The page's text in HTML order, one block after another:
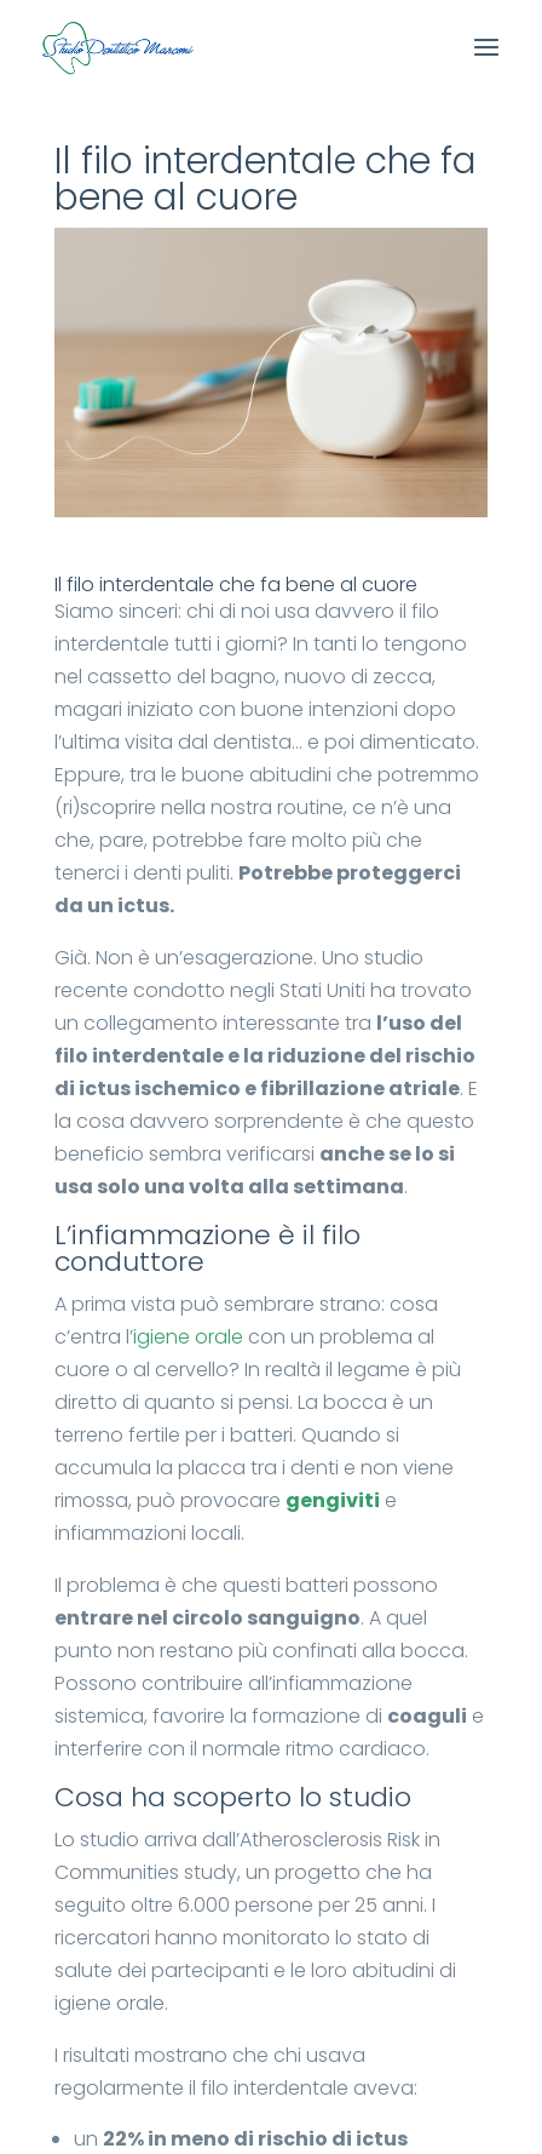
Il filo interdentale che fa
bene al cuore
Il filo interdentale che fa bene al cuore
Siamo sinceri: chi di noi usa davvero il filo
interdentale tutti i giorni? In tanti lo tengono
nel cassetto del bagno, nuovo di zecca,
magari iniziato con buone intenzioni dopo
l’ultima visita dal dentista… e poi dimenticato.
Eppure, tra le buone abitudini che potremmo
(ri)scoprire nella nostra routine, ce n’è una
che, pare, potrebbe fare molto più che
tenerci i denti puliti. Potrebbe proteggerci
da un ictus.
Già. Non è un’esagerazione. Uno studio
recente condotto negli Stati Uniti ha trovato
un collegamento interessante tra l’uso del
filo interdentale e la riduzione del rischio
di ictus ischemico e fibrillazione atriale. E
la cosa davvero sorprendente è che questo
beneficio sembra verificarsi anche se lo si
usa solo una volta alla settimana.
L’infiammazione è il filo
conduttore
A prima vista può sembrare strano: cosa
c’entra l’igiene orale con un problema al
cuore o al cervello? In realtà il legame è più
diretto di quanto si pensi. La bocca è un
terreno fertile per i batteri. Quando si
accumula la placca tra i denti e non viene
rimossa, può provocare gengiviti e
infiammazioni locali.
Il problema è che questi batteri possono
entrare nel circolo sanguigno. A quel
punto non restano più confinati alla bocca.
Possono contribuire all’infiammazione
sistemica, favorire la formazione di coaguli e
interferire con il normale ritmo cardiaco.
Cosa ha scoperto lo studio
Lo studio arriva dall’Atherosclerosis Risk in
Communities study, un progetto che ha
seguito oltre 6.000 persone per 25 anni. I
ricercatori hanno monitorato lo stato di
salute dei partecipanti e le loro abitudini di
igiene orale.
I risultati mostrano che chi usava
regolarmente il filo interdentale aveva:
un 22% in meno di rischio di ictus